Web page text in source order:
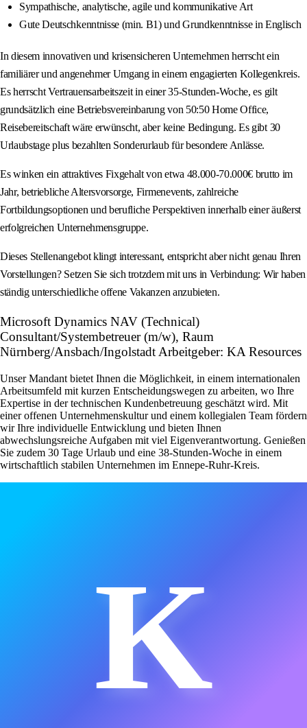
Sympathische, analytische, agile und kommunikative Art
Gute Deutschkenntnisse (min. B1) und Grundkenntnisse in Englisch
In diesem innovativen und krisensicheren Unternehmen herrscht ein
familiärer und angenehmer Umgang in einem engagierten Kollegenkreis.
Es herrscht Vertrauensarbeitszeit in einer 35-Stunden-Woche, es gilt
grundsätzlich eine Betriebsvereinbarung von 50:50 Home Office,
Reisebereitschaft wäre erwünscht, aber keine Bedingung. Es gibt 30
Urlaubstage plus bezahlten Sonderurlaub für besondere Anlässe.
Es winken ein attraktives Fixgehalt von etwa 48.000‑70.000€ brutto im
Jahr, betriebliche Altersvorsorge, Firmenevents, zahlreiche
Fortbildungsoptionen und berufliche Perspektiven innerhalb einer äußerst
erfolgreichen Unternehmensgruppe.
Dieses Stellenangebot klingt interessant, entspricht aber nicht genau Ihren
Vorstellungen? Setzen Sie sich trotzdem mit uns in Verbindung: Wir haben
ständig unterschiedliche offene Vakanzen anzubieten.
Microsoft Dynamics NAV (Technical)
Consultant/Systembetreuer (m/w), Raum
Nürnberg/Ansbach/Ingolstadt Arbeitgeber: KA Resources
Unser Mandant bietet Ihnen die Möglichkeit, in einem internationalen
Arbeitsumfeld mit kurzen Entscheidungswegen zu arbeiten, wo Ihre
Expertise in der technischen Kundenbetreuung geschätzt wird. Mit
einer offenen Unternehmenskultur und einem kollegialen Team fördern
wir Ihre individuelle Entwicklung und bieten Ihnen
abwechslungsreiche Aufgaben mit viel Eigenverantwortung. Genießen
Sie zudem 30 Tage Urlaub und eine 38-Stunden-Woche in einem
wirtschaftlich stabilen Unternehmen im Ennepe-Ruhr-Kreis.
K